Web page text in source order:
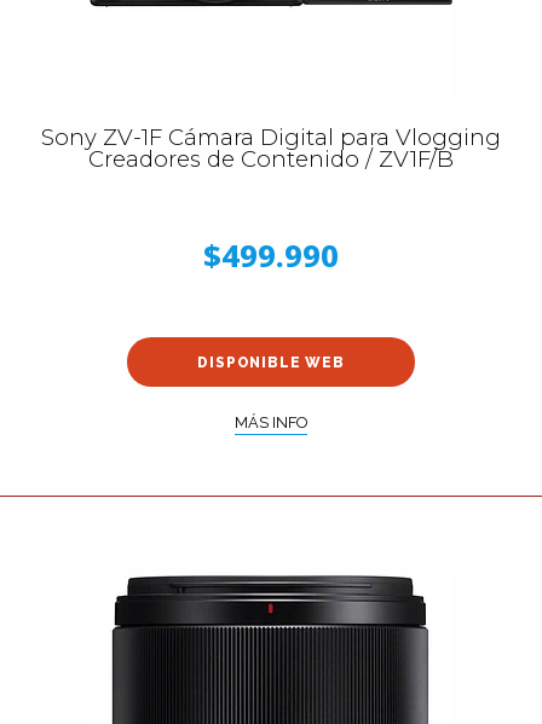
Sony ZV-1F Cámara Digital para Vlogging
Creadores de Contenido / ZV1F/B
$499.990
DISPONIBLE WEB
MÁS INFO